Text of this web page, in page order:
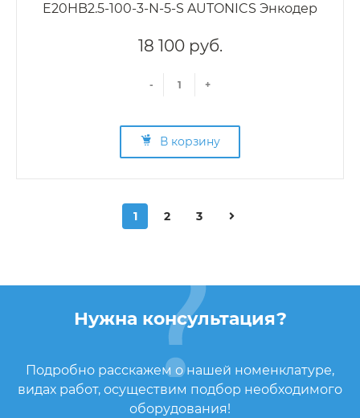
E20HB2.5-100-3-N-5-S AUTONICS Энкодер
18 100 руб.
- +
В корзину
1 2 3
Нужна консультация?
Подробно расскажем о нашей номенклатуре,
видах работ, осуществим подбор необходимого
оборудования!